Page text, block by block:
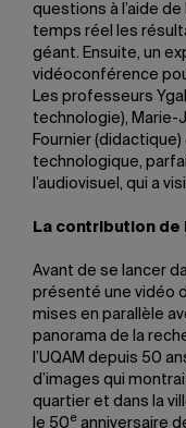
questions à l’aide
temps réel les
géant. Ensuite, un
vidéoconférence
Les professeurs
technologie), Marie-
Fournier
technologique,
l’audiovisuel, qui a
La contribution de
Avant de se lancer
présenté une vidéo
mises en parallèle
panorama de la
l’UQAM depuis 50
d’images qui
quartier et dans la
le 50 e anniversaire